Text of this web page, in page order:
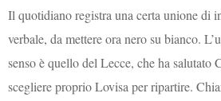
Il quotidiano registra una certa unione di
verbale, da mettere ora nero su bianco.
senso è quello del Lecce, che ha salutato
scegliere proprio Lovisa per ripartire.